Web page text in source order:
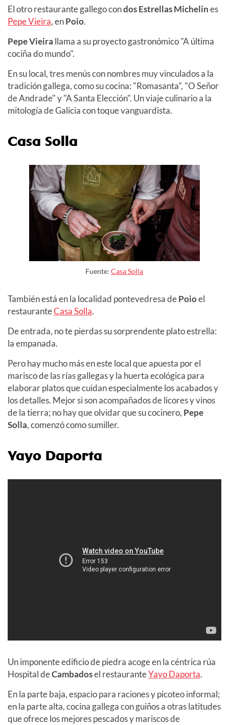
El otro restaurante gallego condos Estrellas Michelines
Pepe Vieira, enPoio.
Pepe Vieira llama a su proyecto gastronómico "A última
cociña do mundo".
En su local, tres menús con nombres muy vinculados a la
tradición gallega, como su cocina: "Romasanta", "O Señor
de Andrade" y "A Santa Elección". Un viaje culinario a la
mitología de Galicia con toque vanguardista.
Casa Solla
Fuente:Casa Solla
También está en la localidad pontevedresa dePoioel
restauranteCasa Solla.
De entrada, no te pierdas su sorprendente plato estrella:
la empanada.
Pero hay mucho más en este local que apuesta por el
marisco de las rías gallegas y la huerta ecológica para
elaborar platos que cuidan especialmente los acabados y
los detalles. Mejor si son acompañados de licores y vinos
de la tierra; no hay que olvidar que su cocinero, Pepe
Solla, comenzó como sumiller.
Yayo Daporta
Un imponente edificio de piedra acoge en la céntrica rúa
Hospital deCambadosel restauranteYayo Daporta.
En la parte baja, espacio para raciones y picoteo informal;
en la parte alta, cocina gallega con guiños a otras latitudes
que ofrece los mejores pescados y mariscos de